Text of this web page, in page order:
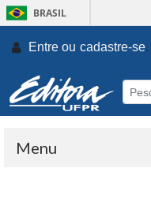
BRASIL
Entre ou cadastre-se.
Menu